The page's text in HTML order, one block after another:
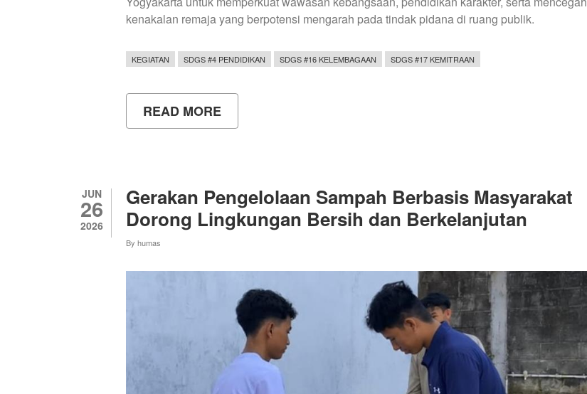
kenakalan remaja yang berpotensi mengarah pada tindak pidana di ruang publik.
KEGIATAN SDGS #4 PENDIDIKAN SDGS #16 KELEMBAGAAN SDGS #17 KEMITRAAN
READ MORE
REKTOR
SMAN
6
YOGYAKARTA,
WAWASAN
KEBANGSAAN
PELAJAR
JUN
26
2026
Gerakan Pengelolaan Sampah Berbasis Masyarakat
Dorong Lingkungan Bersih dan Berkelanjutan
By humas